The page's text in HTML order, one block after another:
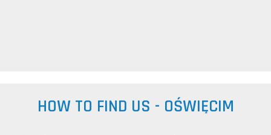
HOW TO FIND US - OŚWIĘCIM